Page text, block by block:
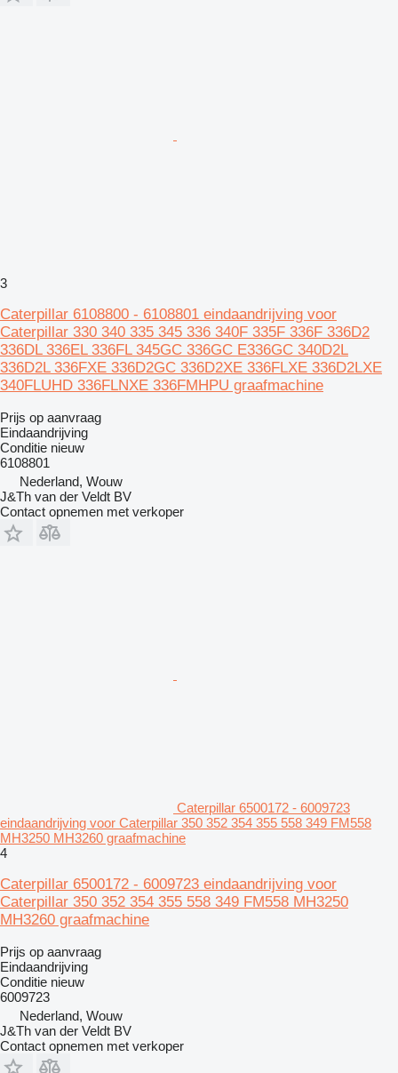
3
Caterpillar 6108800 - 6108801 eindaandrijving voor
Caterpillar 330 340 335 345 336 340F 335F 336F 336D2
336DL 336EL 336FL 345GC 336GC E336GC 340D2L
336D2L 336FXE 336D2GC 336D2XE 336FLXE 336D2LXE
340FLUHD 336FLNXE 336FMHPU graafmachine
Prijs op aanvraag
Eindaandrijving
Conditie nieuw
6108801
Nederland, Wouw
J&Th van der Veldt BV
Contact opnemen met verkoper
Caterpillar 6500172 - 6009723
eindaandrijving voor Caterpillar 350 352 354 355 558 349 FM558
MH3250 MH3260 graafmachine
4
Caterpillar 6500172 - 6009723 eindaandrijving voor
Caterpillar 350 352 354 355 558 349 FM558 MH3250
MH3260 graafmachine
Prijs op aanvraag
Eindaandrijving
Conditie nieuw
6009723
Nederland, Wouw
J&Th van der Veldt BV
Contact opnemen met verkoper